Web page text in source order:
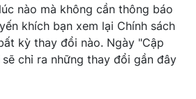
nào mà không cần thông báo
khích bạn xem lại Chính sách
kỳ thay đổi nào. Ngày "Cập
chỉ ra những thay đổi gần đây